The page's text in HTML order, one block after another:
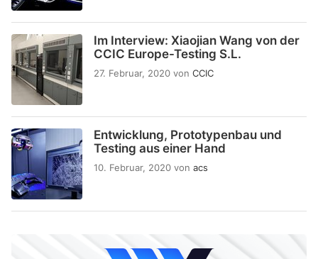
Im Interview: Xiaojian Wang von der
CCIC Europe-Testing S.L.
27. Februar, 2020 von CCIC
Entwicklung, Prototypenbau und
Testing aus einer Hand
10. Februar, 2020 von acs